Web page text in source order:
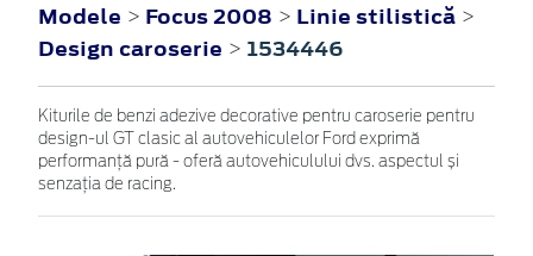
Modele > Focus 2008 > Linie stilistică >
Design caroserie > 1534446
Kiturile de benzi adezive decorative pentru caroserie pentru
design-ul GT clasic al autovehiculelor Ford exprimă
performanță pură - oferă autovehiculului dvs. aspectul și
senzația de racing.